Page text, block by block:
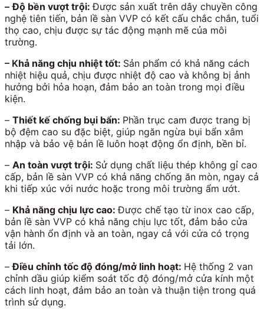
– Độ bền vượt trội:Được sản xuất trên dây chuyền công
nghệ tiên tiến, bản lề sàn VVP có kết cấu chắc chắn, tuổi
thọ cao, chịu được sự tác động mạnh mẽ của môi
trường.
– Khả năng chịu nhiệt tốt: Sản phẩm có khả năng cách
nhiệt hiệu quả, chịu được nhiệt độ cao và không bị ảnh
hưởng bởi hỏa hoạn, đảm bảo an toàn trong mọi điều
kiện.
– Thiết kế chống bụi bẩn: Phần trục cam được trang bị
bộ đệm cao su đặc biệt, giúp ngăn ngừa bụi bẩn xâm
nhập và bảo vệ bản lề luôn hoạt động ổn định, bền bỉ.
– An toàn vượt trội: Sử dụng chất liệu thép không gỉ cao
cấp, bản lề sàn VVP có khả năng chống ăn mòn, ngay cả
khi tiếp xúc với nước hoặc trong môi trường ẩm ướt.
– Khả năng chịu lực cao:Được chế tạo từ inox cao cấp,
bản lề sàn VVP có khả năng chịu lực tốt, đảm bảo cửa
vận hành ổn định và an toàn, ngay cả với cửa có trọng
tải lớn.
–Điều chỉnh tốc độ đóng/mở linh hoạt: Hệ thống 2 van
chỉnh dầu giúp kiểm soát tốc độ đóng/mở cửa kính một
cách linh hoạt, đảm bảo an toàn và thuận tiện trong quá
trình sử dụng.